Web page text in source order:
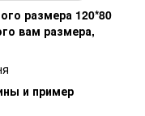
размера 120*80
вам размера,
и пример